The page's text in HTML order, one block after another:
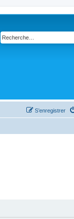
S’enregistrer